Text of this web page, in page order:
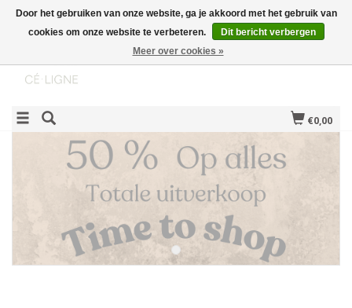
€0,00
Door het gebruiken van onze website, ga je akkoord met het gebruik van
cookies om onze website te verbeteren.
Dit bericht verbergen
Meer over cookies »